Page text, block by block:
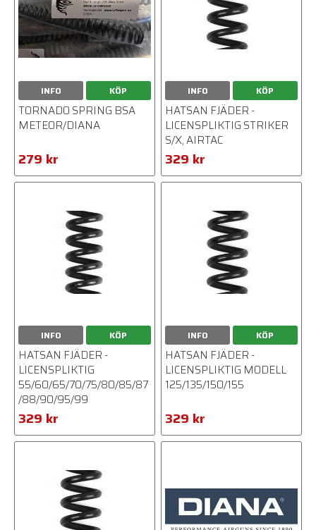
INFO KÖP
TORNADO SPRING BSA
METEOR/DIANA
279 kr
INFO KÖP
HATSAN FJÄDER -
LICENSPLIKTIG STRIKER
S/X, AIRTAC
329 kr
INFO KÖP
HATSAN FJÄDER -
LICENSPLIKTIG
55/60/65/70/75/80/85/87
/88/90/95/99
329 kr
INFO KÖP
HATSAN FJÄDER -
LICENSPLIKTIG MODELL
125/135/150/155
329 kr